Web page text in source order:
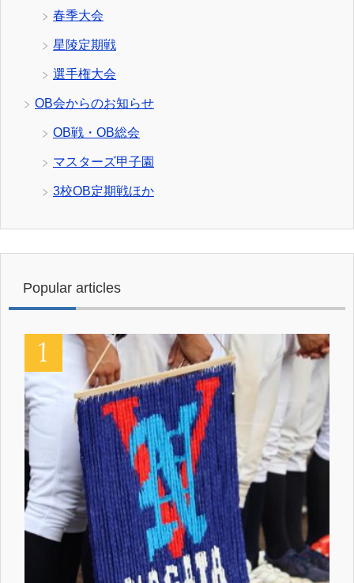
春季大会
星陵定期戦
選手権大会
OB会からのお知らせ
OB戦・OB総会
マスターズ甲子園
3校OB定期戦ほか
Popular articles